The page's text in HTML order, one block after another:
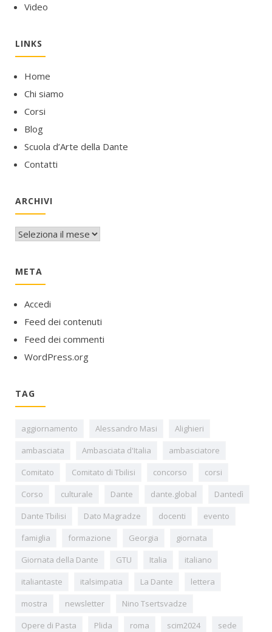
Video
LINKS
Home
Chi siamo
Corsi
Blog
Scuola d’Arte della Dante
Contatti
ARCHIVI
Archivi
META
Accedi
Feed dei contenuti
Feed dei commenti
WordPress.org
TAG
aggiornamento Alessandro Masi
Alighieri
ambasciata
Ambasciata d'Italia
ambasciatore
Comitato
Comitato di Tbilisi concorso
corsi
Corso
culturale Dante dante.global
Dantedì
Dante Tbilisi
Dato Magradze docenti
evento
famiglia
formazione Georgia
giornata
Giornata della Dante
GTU Italia
italiano
italiantaste
italsimpatia La Dante
lettera
mostra
newsletter
Nino Tsertsvadze
Opere di Pasta
Plida roma scim2024
sede